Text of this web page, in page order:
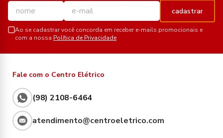
cadastrar
Ao se cadastrar você concorda em receber e-mails promocionais e
com a nossa Política de Privacidade
Fale com o Centro Elétrico
(98) 2108-6464
atendimento@centroeletrico.com